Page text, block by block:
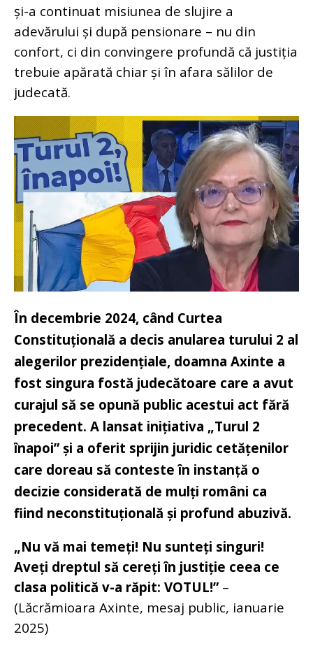
și-a continuat misiunea de slujire a
adevărului și după pensionare – nu din
confort, ci din convingere profundă că justiția
trebuie apărată chiar și în afara sălilor de
judecată.
În decembrie 2024, când Curtea
Constituțională a decis anularea turului 2 al
alegerilor prezidențiale, doamna Axinte a
fost singura fostă judecătoare care a avut
curajul să se opună public acestui act fără
precedent. A lansat inițiativa „Turul 2
înapoi” și a oferit sprijin juridic cetățenilor
care doreau să conteste în instanță o
decizie considerată de mulți români ca
fiind neconstituțională și profund abuzivă.
„Nu vă mai temeți! Nu sunteți singuri!
Aveți dreptul să cereți în justiție ceea ce
clasa politică v-a răpit: VOTUL!” –
(Lăcrămioara Axinte, mesaj public, ianuarie
2025)